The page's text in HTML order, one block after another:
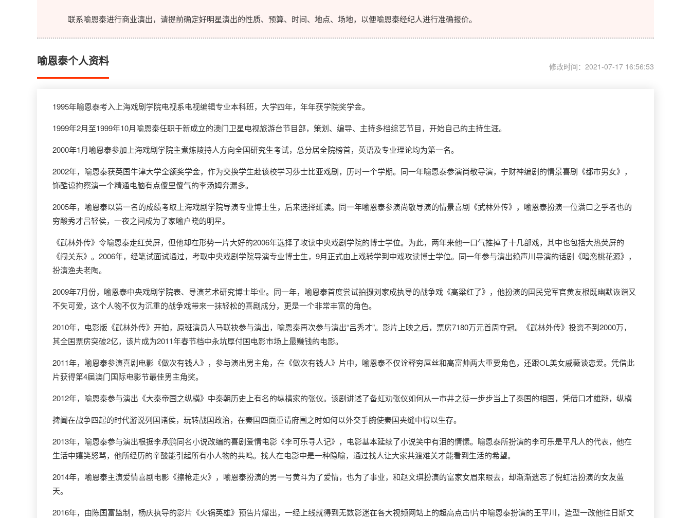
联系喻恩泰进行商业演出，请提前确定好明星演出的性质、预算、时间、地点、场地，以便喻恩泰经纪人进行准确报价。
喻恩泰个人资料 修改时间：2021-07-17 16:56:53
1995年喻恩泰考入上海戏剧学院电视系电视编辑专业本科班，大学四年，年年获学院奖学金。
1999年2月至1999年10月喻恩泰任职于新成立的澳门卫星电视旅游台节目部，策划、编导、主持多档综艺节目，开始自己的主持生涯。
2000年1月喻恩泰参加上海戏剧学院主煮炼陵持人方向全国研究生考试，总分居全院榜首，英语及专业理论均为第一名。
2002年，喻恩泰获英国牛津大学全额奖学金，作为交换学生赴该校学习莎士比亚戏剧，历时一个学期。同一年喻恩泰参演尚敬导演，宁财神编剧的情景喜剧《都市男女》，
饰酷谅拘察演一个精通电脑有点傻里傻气的李汤姆奔漏多。
2005年，喻恩泰以第一名的成绩考取上海戏剧学院导演专业博士生，后来选择延读。同一年喻恩泰参演尚敬导演的情景喜剧《武林外传》，喻恩泰扮演一位满口之乎者也的
穷酸秀才吕轻侯，一夜之间成为了家喻户晓的明星。
《武林外传》令喻恩泰走红荧屏，但他却在形势一片大好的2006年选择了攻读中央戏剧学院的博士学位。为此，两年来他一口气推掉了十几部戏，其中也包括大热荧屏的
《闯关东》。2006年，经笔试面试通过，考取中央戏剧学院导演专业博士生，9月正式由上戏转学到中戏攻读博士学位。同一年参与演出赖声川导演的话剧《暗恋桃花源》，
扮演渔夫老陶。
2009年7月份，喻恩泰中央戏剧学院表、导演艺术研究博士毕业。同一年，喻恩泰首度尝试拍摄刘家成执导的战争戏《高粱红了》，他扮演的国民党军官黄友根既幽默诙谐又
不失可爱，这个人物不仅为沉重的战争戏带来一抹轻松的喜剧成分，更是一个非常丰富的角色。
2010年，电影版《武林外传》开拍，原班演员人马联袂参与演出，喻恩泰再次参与演出“吕秀才”。影片上映之后，票房7180万元首周夺冠。《武林外传》投资不到2000万，
其全国票房突破2亿，该片成为2011年春节档中永坑厚付国电影市场上最赚钱的电影。
2011年，喻恩泰参演喜剧电影《做次有钱人》，参与演出男主角，在《做次有钱人》片中，喻恩泰不仅诠释穷屌丝和高富帅两大重要角色，还跟OL美女戚薇谈恋爱。凭借此
片获得第4届澳门国际电影节最佳男主角奖。
2012年，喻恩泰参与演出《大秦帝国之纵横》中秦朝历史上有名的纵横家的张仪。该剧讲述了备虹劝张仪如何从一市井之徒一步步当上了秦国的相国，凭借口才雄辩，纵横
捭阖在战争四起的时代游说列国诸侯，玩转战国政治，在秦国四面重请府围之时如何以外交手腕使秦国夹缝中得以生存。
2013年，喻恩泰参与演出根据李承鹏同名小说改编的喜剧爱情电影《李可乐寻人记》，电影基本延续了小说笑中有泪的情愫。喻恩泰所扮演的李可乐是平凡人的代表，他在
生活中嬉笑怒骂，他所经历的辛酸能引起所有小人物的共鸣。找人在电影中是一种隐喻，通过找人让大家共渡难关才能看到生活的希望。
2014年，喻恩泰主演爱情喜剧电影《擦枪走火》，喻恩泰扮演的男一号黄斗为了爱情，也为了事业，和赵文琪扮演的富家女眉来眼去，却渐渐遗忘了倪虹洁扮演的女友蓝
天。
2016年，由陈国富监制，杨庆执导的影片《火锅英雄》预告片爆出，一经上线就得到无数影迷在各大视频网站上的超高点击!片中喻恩泰扮演的王平川，造型一改他往日斯文